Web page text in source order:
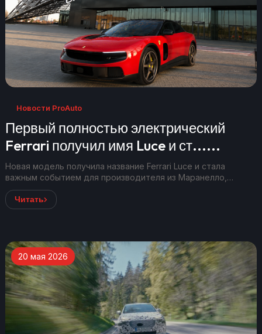
Новости ProAuto
Первый полностью электрический
Ferrari получил имя Luce и ст......
Новая модель получила название Ferrari Luce и стала
важным событием для производителя из Маранелло,
который десятилетиям...
Читать
20 мая 2026